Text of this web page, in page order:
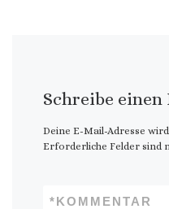
Schreibe
Deine E-Mail-Adresse
Erforderliche Felder sind
KOMMENTAR
*